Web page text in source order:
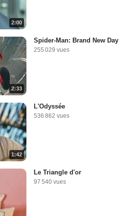
2:00
2:33
Spider-Man: Brand New Day
255 029 vues
1:42
L'Odyssée
536 862 vues
Le Triangle d'or
97 540 vues